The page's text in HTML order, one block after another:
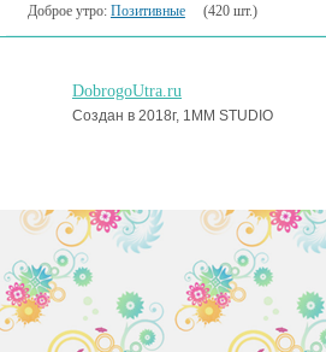
Доброе утро: Позитивные (420 шт.)
DobrogoUtra.ru
Создан в 2018г, 1MM STUDIO